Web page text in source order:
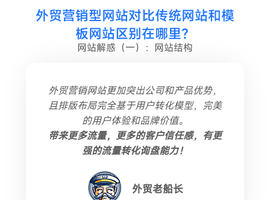
外贸营销型网站对比传统网站和模
板网站区别在哪里？
网站解惑（一）：网站结构
外贸营销网站更加突出公司和产品优势，
且排版布局完全基于用户转化模型，完美
的用户体验和品牌价值。
带来更多流量，更多的客户信任感，有更
强的流量转化询盘能力！
外贸老船长